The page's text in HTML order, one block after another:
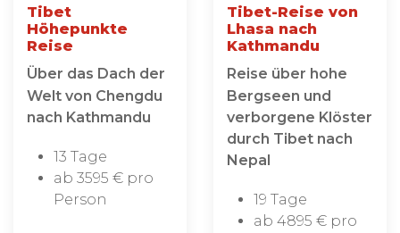
Tibet
Höhepunkte
Reise
Über das Dach der
Welt von Chengdu
nach Kathmandu
13 Tage
ab 3595 € pro
Person
Tibet-Reise von
Lhasa nach
Kathmandu
Reise über hohe
Bergseen und
verborgene Klöster
durch Tibet nach
Nepal
19 Tage
ab 4895 € pro